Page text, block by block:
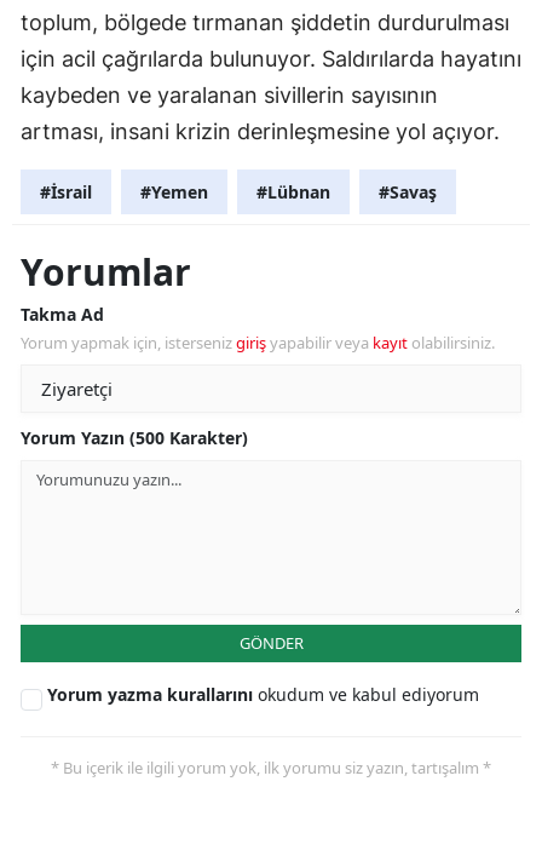
toplum, bölgede tırmanan şiddetin durdurulması
için acil çağrılarda bulunuyor. Saldırılarda hayatını
kaybeden ve yaralanan sivillerin sayısının
artması, insani krizin derinleşmesine yol açıyor.
#İsrail #Yemen #Lübnan #Savaş
Yorumlar
Takma Ad
Yorum yapmak için, istersenizgirişyapabilir veya kayıt olabilirsiniz.
Yorum Yazın (500 Karakter)
GÖNDER
Yorum yazma kurallarını okudum ve kabul ediyorum
* Bu içerik ile ilgili yorum yok, ilk yorumu siz yazın, tartışalım *